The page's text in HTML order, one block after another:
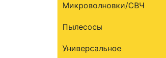
Микроволновки/СВЧ
Пылесосы
Универсальное